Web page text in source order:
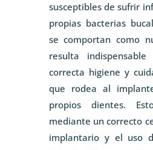
susceptibles de sufrir
propias bacterias
se comportan como
resulta
correcta higiene y
que rodea al
propios dientes.
mediante un correcto
implantario y el uso